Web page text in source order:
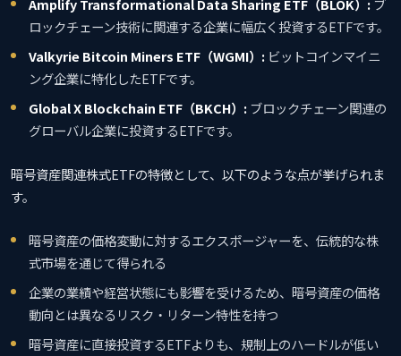
Amplify Transformational Data Sharing ETF（BLOK）:ブ
ロックチェーン技術に関連する企業に幅広く投資するETFです。
Valkyrie Bitcoin Miners ETF（WGMI）: ビットコインマイニ
ング企業に特化したETFです。
Global X Blockchain ETF（BKCH）:ブロックチェーン関連の
グローバル企業に投資するETFです。
暗号資産関連株式ETFの特徴として、以下のような点が挙げられま
す。
暗号資産の価格変動に対するエクスポージャーを、伝統的な株
式市場を通じて得られる
企業の業績や経営状態にも影響を受けるため、暗号資産の価格
動向とは異なるリスク・リターン特性を持つ
暗号資産に直接投資するETFよりも、規制上のハードルが低い